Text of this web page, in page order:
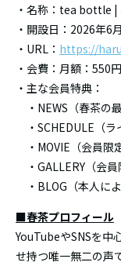
・名称：tea bottle |
・開設日：2026年6
・URL： https://
・会費：月額：550
・主な会員特典：
・NEWS（春茶の最
・SCHEDULE（ラ
・MOVIE（会員限
・GALLERY（会員
・BLOG（本人に
■春茶プロフィール
YouTubeやSNSを中
せ持つ唯一無二の声